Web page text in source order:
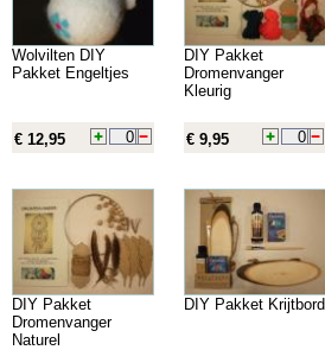
Wolvilten DIY
Pakket Engeltjes
€ 12,95
DIY Pakket
Dromenvanger
Kleurig
€ 9,95
DIY Pakket
Dromenvanger
Naturel
DIY Pakket Krijtbord